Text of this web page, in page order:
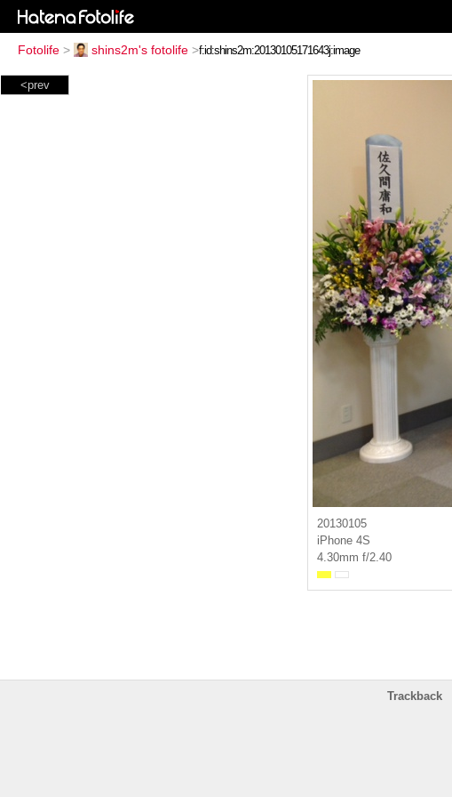
Fotolife > shins2m's fotolife >
<prev
20130105
iPhone 4S
4.30mm f/2.40
Trackback